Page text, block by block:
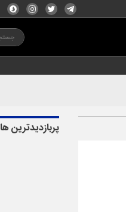
پربازدیدترین ها